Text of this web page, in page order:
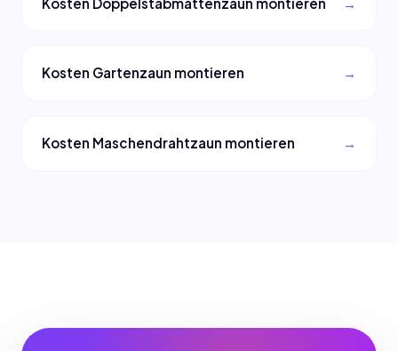
Kosten Gartenzaun montieren
Kosten Maschendrahtzaun montieren